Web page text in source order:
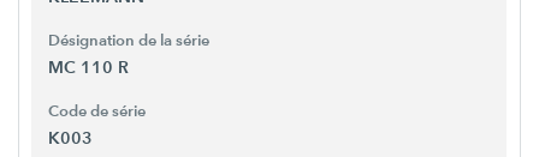
Désignation de la série
MC 110 R
Code de série
K003